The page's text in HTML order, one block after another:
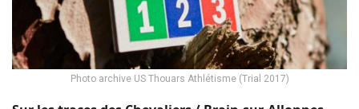
Photo archive US Thouars Athlétisme (Trial 2017)